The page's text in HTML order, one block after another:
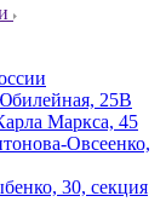
25В
Маркса, 45
Овсеенко,
30, секция